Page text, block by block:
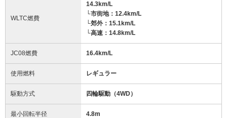
WLTC燃費
14.3km/L
└市街地：12.4km/L
└郊外：15.1km/L
└高速：14.8km/L
JC08燃費 16.4km/L
使用燃料 レギュラー
駆動方式 四輪駆動（4WD）
最小回転半径 4.8m